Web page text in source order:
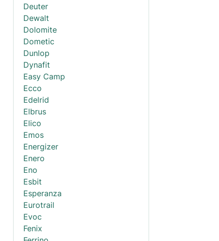
Deuter
Dewalt
Dolomite
Dometic
Dunlop
Dynafit
Easy Camp
Ecco
Edelrid
Elbrus
Elico
Emos
Energizer
Enero
Eno
Esbit
Esperanza
Eurotrail
Evoc
Fenix